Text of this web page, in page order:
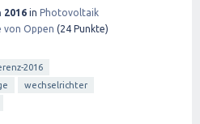
2016 in Photovoltaik
Oppen (24 Punkte)
2016
wechselrichter